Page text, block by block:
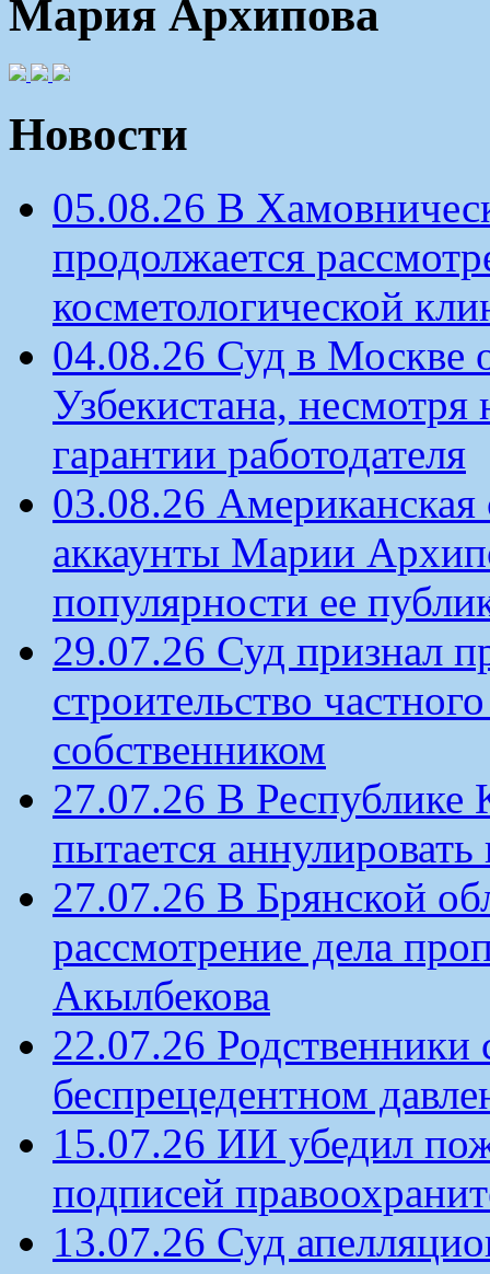
Мария Архипова
Новости
05.08.26 В
продолжается
косметологической
04.08.26 Суд в Москве
Узбекистана,
гарантии работодателя
03.08.26 Американская
аккаунты Марии
популярности ее
29.07.26 Суд признал
строительство
собственником
27.07.26 В
пытается аннулировать
27.07.26 В Брянской
рассмотрение дела
Акылбекова
22.07.26
беспрецедентном
15.07.26 ИИ убедил
подписей
13.07.26 Суд